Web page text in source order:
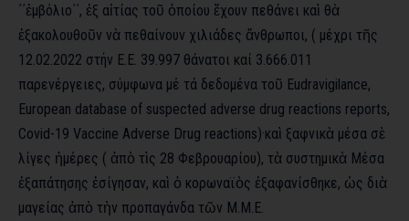
΄΄ἐμβόλιο΄΄, ἐξ αἰτίας τοῦ ὁποίου ἔχουν πεθάνει καὶ θὰ
ἐξακολουθοῦν νὰ πεθαίνουν χιλιάδες ἄνθρωποι, ( μέχρι τῆς
12.02.2022 στήν Ε.Ε. 39.997 θάνατοι καί 3.666.011
παρενέργειες, σύμφωνα μέ τά δεδομένα τοῦ Eudravigilance,
European database of suspected adverse drug reactions reports,
Covid-19 Vaccine Adverse Drug reactions)·καὶ ξαφνικὰ μέσα σὲ
λίγες ἡμέρες ( ἀπὸ τὶς 28 Φεβρουαρίου), τὰ συστημικὰ Μέσα
ἐξαπάτησης ἐσίγησαν, καὶ ὁ κορωναϊὸς ἐξαφανίσθηκε, ὡς διὰ
μαγείας ἀπὸ τὴν προπαγάνδα τῶν Μ.Μ.Ε.